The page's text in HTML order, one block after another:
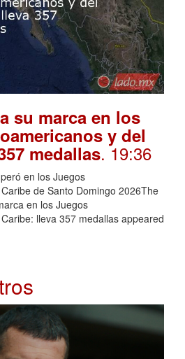
su marca en los
y del
medallas. 19:36
en los Juegos
de Santo Domingo 2026The
en los Juegos
lleva 357 medallas appeared